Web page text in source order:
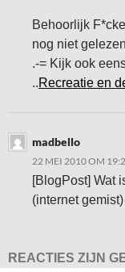
Behoorlijk
nog niet
.-= Kijk ook
..Recreatie en
madbello
22 MEI 2010 OM
[BlogPost] Wat
(internet
REACTIES ZIJN